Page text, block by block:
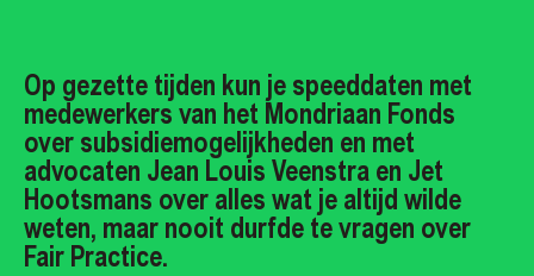
Op gezette tijden kun je speeddaten met
medewerkers van het Mondriaan Fonds
over subsidiemogelijkheden en met
advocaten Jean Louis Veenstra en Jet
Hootsmans over alles wat je altijd wilde
weten, maar nooit durfde te vragen over
Fair Practice.